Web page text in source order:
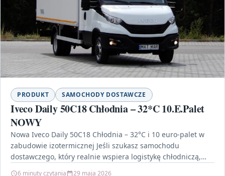
PRODUKT SAMOCHODY DOSTAWCZE
Iveco Daily 50C18 Chłodnia – 32*C 10.E.Palet
NOWY
Nowa Iveco Daily 50C18 Chłodnia – 32°C i 10 euro-palet w
zabudowie izotermicznej Jeśli szukasz samochodu
dostawczego, który realnie wspiera logistykę chłodniczą,
6 minuty czytania 29 maja 2026